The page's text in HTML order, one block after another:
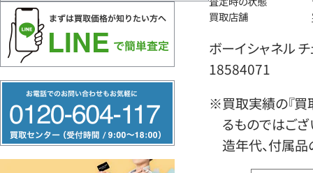
リ
ー
買取店舗
ボーイシャネル チ
18584071
※買取実績の『買
るものではござ
造年代、付属品